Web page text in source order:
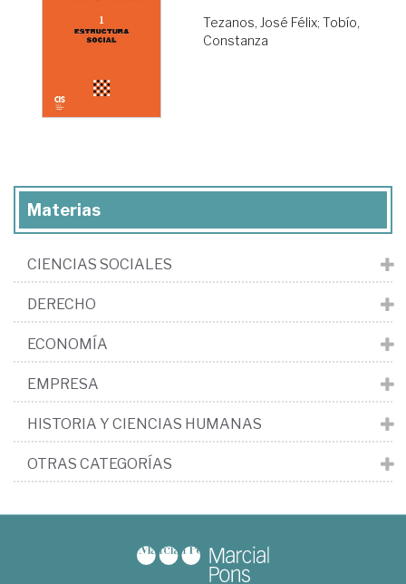
Tezanos, José Félix; Tobío,
Constanza
Materias
CIENCIAS SOCIALES
DERECHO
ECONOMÍA
EMPRESA
HISTORIA Y CIENCIAS HUMANAS
OTRAS CATEGORÍAS